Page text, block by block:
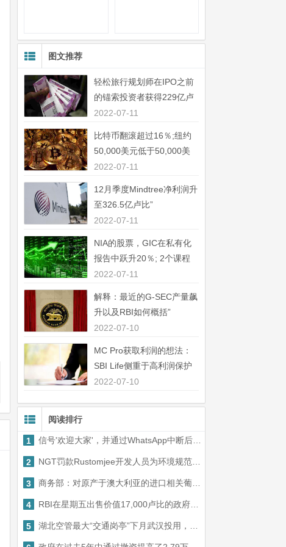
图文推荐
轻松旅行规划师在IPO之前
的锚索投资者获得229亿卢
比”
2022-07-11
比特币翻滚超过16％;纽约
50,000美元低于50,000美
元”
2022-07-11
12月季度Mindtree净利润升
至326.5亿卢比”
2022-07-11
NIA的股票，GIC在私有化
报告中跃升20％; 2个课程
中44％”
2022-07-11
解释：最近的G-SEC产量飙
升以及RBI如何概括”
2022-07-10
MC Pro获取利润的想法：
SBI Life侧重于高利润保护
业务”
2022-07-10
阅读排行
1 信号'欢迎大家'，并通过WhatsApp中断后通过屋顶注册
2 NGT罚款Rustomjee开发人员为环境规范违规1亿卢比
3 商务部：对原产于澳大利亚的进口相关葡萄酒征收反倾销税
4 RBI在星期五出售价值17,000卢比的政府证券
5 湖北空管最大“交通岗亭”下月武汉投用，飞机“停车入库”将更快